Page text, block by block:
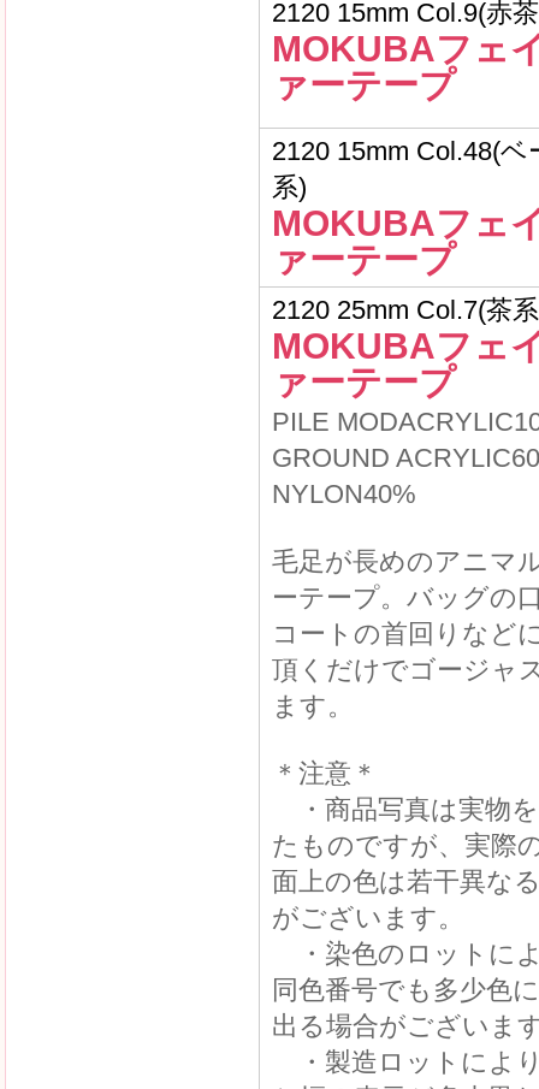
2120 15mm Col.9(赤
MOKUBAフェ
ァーテープ
2120 15mm Col.48(ベ
系)
MOKUBAフェ
ァーテープ
2120 25mm Col.7(茶
MOKUBAフェ
ァーテープ
PILE
GROUND
NYLON40%
毛足が長めのアニマ
ーテープ。バッグの
コートの首回りなど
頂くだけでゴージャ
ます。
＊注意＊
・商品写真は実物
たものですが、実際
面上の色は若干異な
がございます。
・染色のロットに
同色番号でも多少色
出る場合がございま
・製造ロットによ